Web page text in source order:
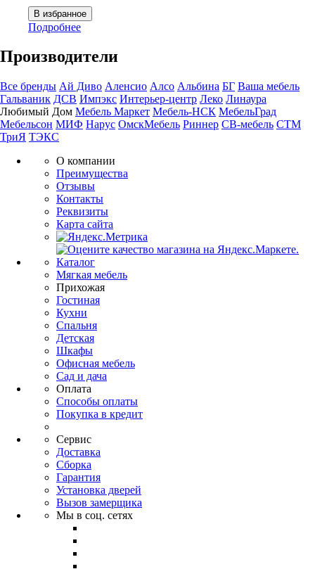
Подробнее
Производители
Все бренды Ай Диво Аленсио Алсо Альбина БГ Ваша мебель
Гальваник ДСВ Импэкс Интерьер-центр Леко Линаура
Любимый Дом Мебель Маркет Мебель-НСК МебельГрад
Мебельсон МИФ Нарус ОмскМебель Риннер СВ-мебель СТМ
ТриЯ ТЭКС
О компании
Преимущества
Отзывы
Контакты
Реквизиты
Карта сайта
Каталог
Мягкая мебель
Прихожая
Гостиная
Кухни
Спальня
Детская
Шкафы
Офисная мебель
Сад и дача
Оплата
Способы оплаты
Покупка в кредит
Сервис
Доставка
Сборка
Гарантия
Установка дверей
Вызов замерщика
Мы в соц. сетях